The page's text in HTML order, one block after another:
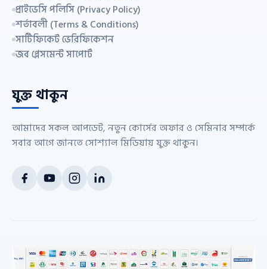
প্রাইভেসি পলিসি (Privacy Policy)
শর্তাবলী (Terms & Conditions)
সার্টিফিকেট ভেরিফিকেশন
জব প্লেসমেন্ট সাপোর্ট
যুক্ত থাকুন
আমাদের সকল আপডেট, নতুন কোর্সের অফার ও সেমিনার সম্পর্কে
সবার আগে জানতে সোশ্যাল মিডিয়ায় যুক্ত থাকুন।